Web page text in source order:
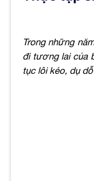
Trong những
đi tương lai của
tục lôi kéo, dụ